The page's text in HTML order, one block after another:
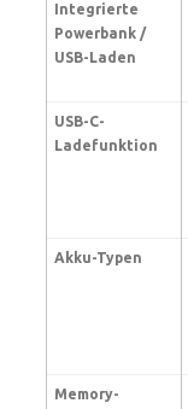
Integrierte
Powerbank /
USB-Laden
USB-C-
Ladefunktion
Akku-Typen
Memory-